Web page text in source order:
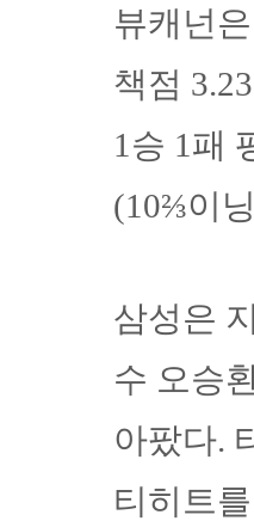
뷰캐넌
책점
1승 1패
(10⅔이
삼성은
수 오승
아팠다.
티히트